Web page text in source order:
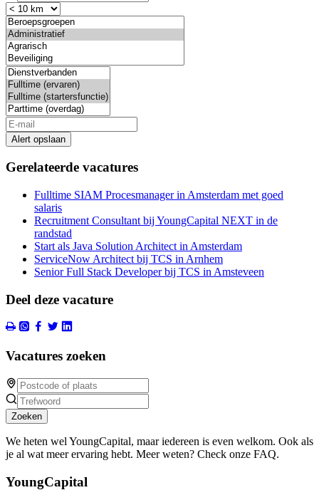
Alert opslaan
Gerelateerde vacatures
Fulltime SIAM Procesmanager in Amsterdam met goed
salaris
Recruitment Consultant bij YoungCapital NEXT in de
randstad
Start als Java Solution Architect in Amsterdam
ServiceNow Architect bij TCS in Arnhem
Senior Full Stack Developer bij TCS in Amsteveen
Deel deze vacature
Vacatures zoeken
Zoeken
We heten wel YoungCapital, maar iedereen is even welkom. Ook als
je al wat meer ervaring hebt. Meer weten? Check onze FAQ.
YoungCapital